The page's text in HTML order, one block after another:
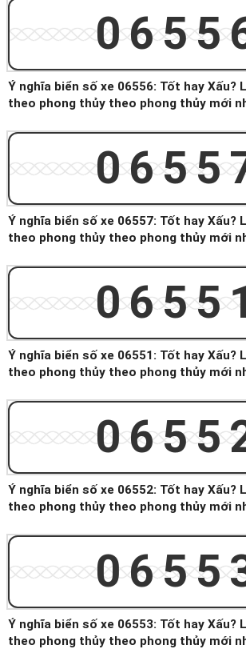
Ý nghĩa biển số xe 06556: Tốt hay Xấu?
theo phong thủy theo phong thủy mới
Ý nghĩa biển số xe 06557: Tốt hay Xấu?
theo phong thủy theo phong thủy mới
Ý nghĩa biển số xe 06551: Tốt hay Xấu?
theo phong thủy theo phong thủy mới
Ý nghĩa biển số xe 06552: Tốt hay Xấu?
theo phong thủy theo phong thủy mới
Ý nghĩa biển số xe 06553: Tốt hay Xấu?
theo phong thủy theo phong thủy mới